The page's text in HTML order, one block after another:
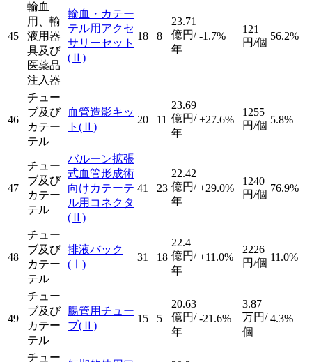
45
輸血
用、輸
液用器
具及び
医薬品
注入器
輸血・カテー
テル用アクセ
サリーセット
(Ⅱ)
18 8
23.71
億円/
年
-1.7%
121
円/個
56.2%
46
チュー
ブ及び
カテー
テル
血管造影キッ
ト (Ⅱ)
20 11
23.69
億円/
年
+27.6%
1255
円/個 5.8%
47
チュー
ブ及び
カテー
テル
バルーン拡張
式血管形成術
向けカテーテ
ル用コネクタ
(Ⅱ)
41 23
22.42
億円/
年
+29.0%
1240
円/個
76.9%
48
チュー
ブ及び
カテー
テル
排液バック
(Ⅰ)
31 18
22.4
億円/
年
+11.0%
2226
円/個 11.0%
49
チュー
ブ及び
カテー
テル
腸管用チュー
ブ(Ⅱ)
15 5
20.63
億円/
年
-21.6%
3.87
万円/
個
4.3%
チュー